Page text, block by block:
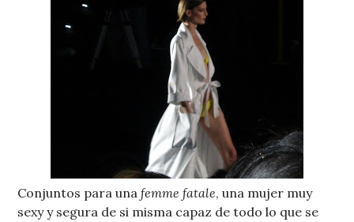
Conjuntos para unafemme fatale, una mujer muy
sexy y segura de si misma capaz de todo lo que se